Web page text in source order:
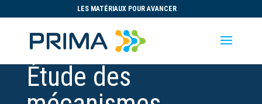
LES MATÉRIAUX POUR AVANCER
Étude des